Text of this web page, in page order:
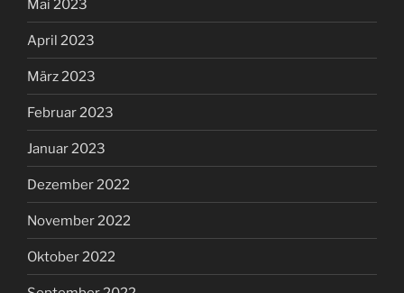
Mai 2023
April 2023
März 2023
Februar 2023
Januar 2023
Dezember 2022
November 2022
Oktober 2022